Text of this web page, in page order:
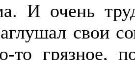
И очень
свои
то грязное,